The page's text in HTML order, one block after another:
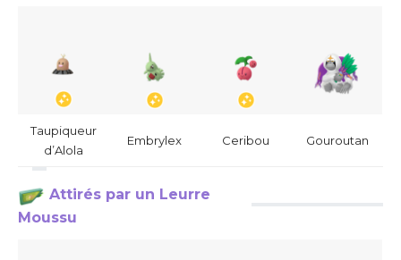
Taupiqueur
d’Alola
Embrylex Ceribou Gouroutan
Attirés par un Leurre
Moussu